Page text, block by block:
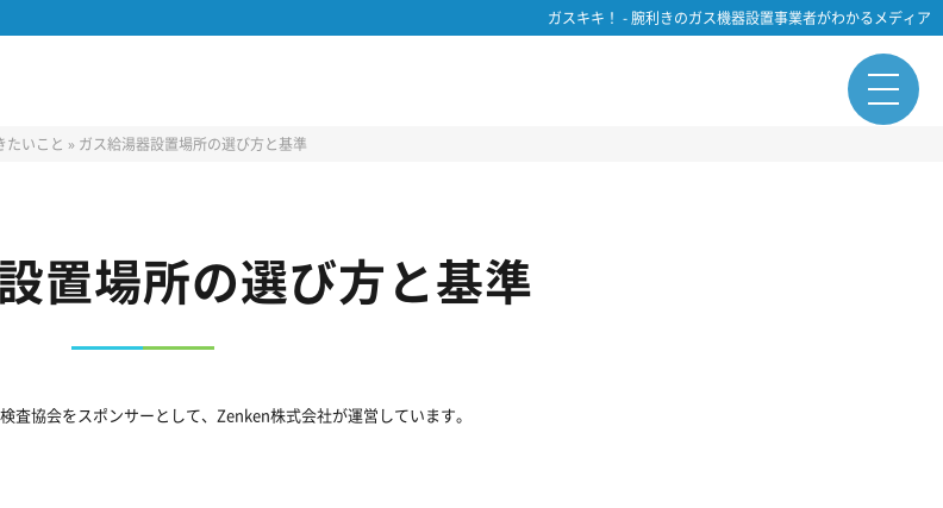
ガスキキ！ - 腕利きのガス機器設置事業者がわかるメディア
たいこと » ガス給湯器設置場所の選び方と基準
置場所の選び方と基準
査協会をスポンサーとして、Zenken株式会社が運営しています。